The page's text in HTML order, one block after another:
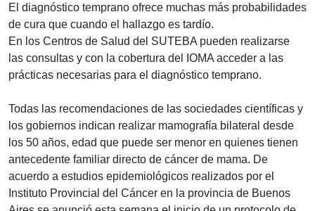
El diagnóstico temprano ofrece muchas más probabilidades
de cura que cuando el hallazgo es tardío.
En los Centros de Salud del SUTEBA pueden realizarse
las consultas y con la cobertura del IOMA acceder a las
prácticas necesarias para el diagnóstico temprano.
Todas las recomendaciones de las sociedades científicas y
los gobiernos indican realizar mamografía bilateral desde
los 50 años, edad que puede ser menor en quienes tienen
antecedente familiar directo de cáncer de mama. De
acuerdo a estudios epidemiológicos realizados por el
Instituto Provincial del Cáncer en la provincia de Buenos